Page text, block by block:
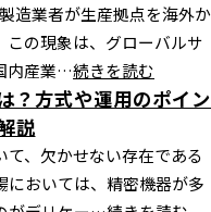
造業者が生産拠点を海外か
の現象は、グローバルサ
内産業…続きを読む
？方式や運用のポイン
説
、欠かせない存在である
においては、精密機器が多